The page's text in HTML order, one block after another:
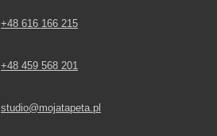
+48 616 166 215
+48 459 568 201
studio@mojatapeta.pl